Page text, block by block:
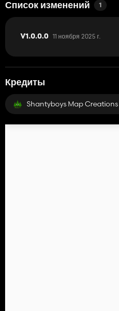
Список изменений 1
V1.0.0.0 11 ноября 2025 г.
Кредиты
Shantyboys Map Creations